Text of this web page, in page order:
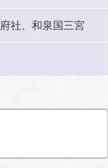
社、和泉国三宮